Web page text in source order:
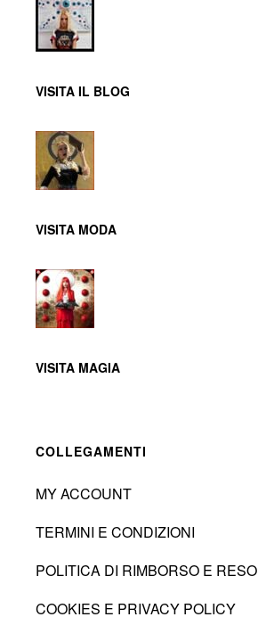
VISITA IL BLOG
VISITA MODA
VISITA MAGIA
COLLEGAMENTI
MY ACCOUNT
TERMINI E CONDIZIONI
POLITICA DI RIMBORSO E RESO
COOKIES E PRIVACY POLICY